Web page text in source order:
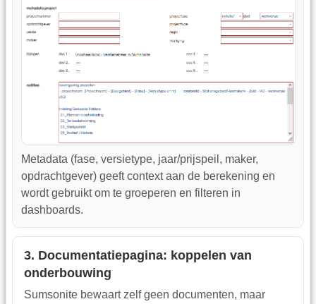
Metadata (fase, versietype, jaar/prijspeil, maker,
opdrachtgever) geeft context aan de berekening en
wordt gebruikt om te groeperen en filteren in
dashboards.
3. Documentatiepagina: koppelen van
onderbouwing
Sumsonite bewaart zelf geen documenten, maar